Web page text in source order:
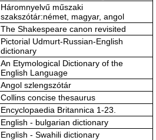
Háromnyelvű műszaki
szakszótár:német, magyar, angol
The Shakespeare canon revisited
Pictorial Udmurt-Russian-English
dictionary
An Etymological Dictionary of the
English Language
Angol szlengszótár
Collins concise thesaurus
Encyclopaedia Britannica 1-23.
English - bulgarian dictionary
English - Swahili dictionary